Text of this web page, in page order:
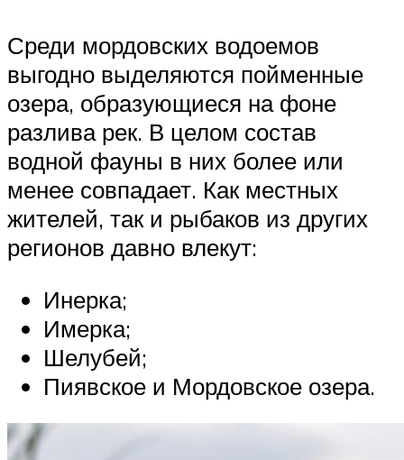
Среди мордовских водоемов
выгодно выделяются пойменные
озера, образующиеся на фоне
разлива рек. В целом состав
водной фауны в них более или
менее совпадает. Как местных
жителей, так и рыбаков из других
регионов давно влекут:
Инерка;
Имерка;
Шелубей;
Пиявское и Мордовское озера.